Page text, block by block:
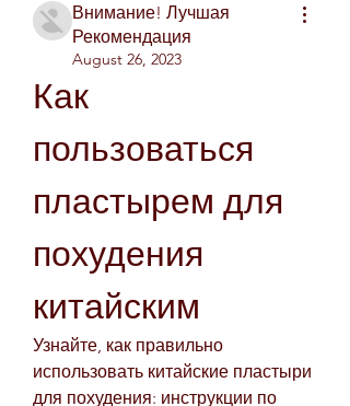
Внимание! Лучшая
Рекомендация
August 26, 2023
Как
пользоваться
пластырем для
похудения
китайским
Узнайте, как правильно
использовать китайские пластыри
для похудения: инструкции по